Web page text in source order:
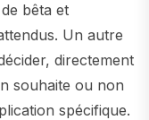
bêta et
Un autre
directement
souhaite ou non
spécifique.